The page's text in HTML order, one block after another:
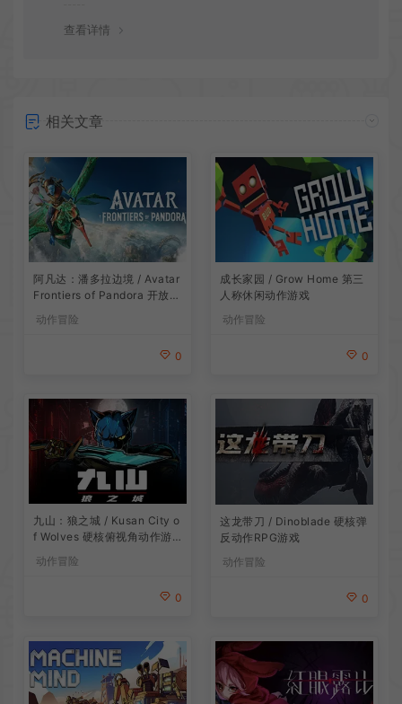
查看详情
相关文章
阿凡达：潘多拉边境 / Avatar
Frontiers of Pandora 开放世
动作冒险
0
成长家园 / Grow Home 第三
人称休闲动作游戏
动作冒险
0
九山：狼之城 / Kusan City o
f Wolves 硬核俯视角动作游
动作冒险
0
这龙带刀 / Dinoblade 硬核弹
反动作RPG游戏
动作冒险
0